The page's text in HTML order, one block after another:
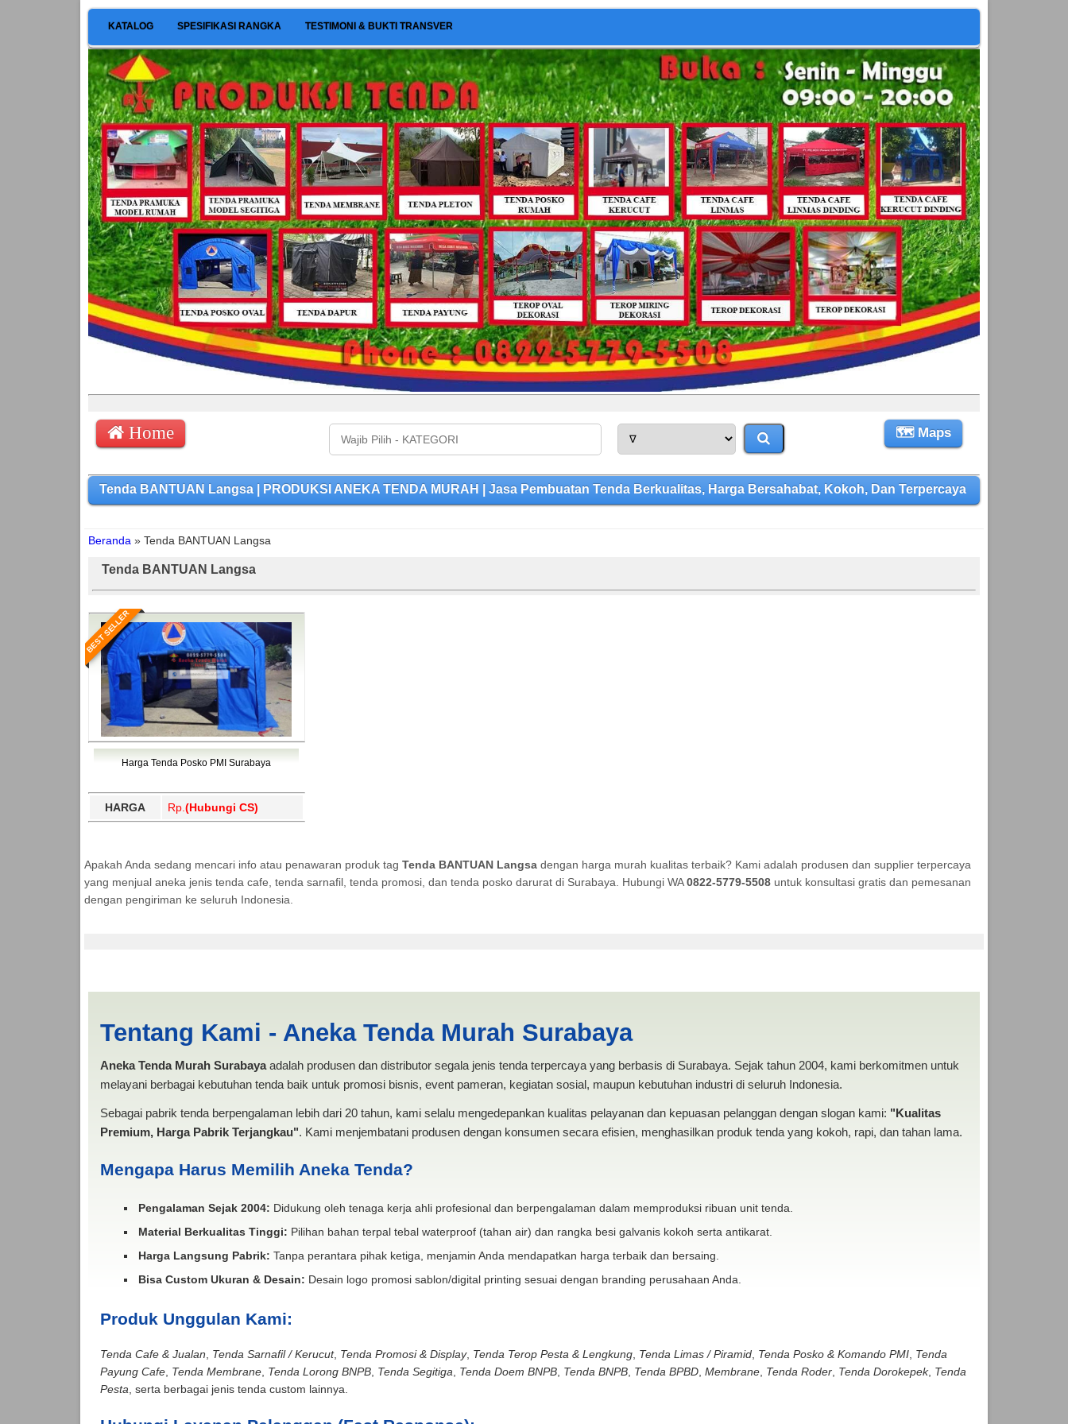
KATALOG SPESIFIKASI RANGKA TESTIMONI & BUKTI TRANSVER
Home 🗺 Maps
Tenda BANTUAN Langsa | PRODUKSI ANEKA TENDA MURAH | Jasa Pembuatan Tenda Berkualitas, Harga Bersahabat, Kokoh, Dan Terpercaya
Beranda » Tenda BANTUAN Langsa
Tenda BANTUAN Langsa
BEST SELLER
Harga Tenda Posko PMI Surabaya
HARGA Rp. (Hubungi CS)
Apakah Anda sedang mencari info atau penawaran produk tag Tenda BANTUAN Langsadengan harga murah kualitas terbaik? Kami adalah produsen dan supplier terpercaya
yang menjual aneka jenis tenda cafe, tenda sarnafil, tenda promosi, dan tenda posko darurat di Surabaya. Hubungi WA0822-5779-5508untuk konsultasi gratis dan pemesanan
dengan pengiriman ke seluruh Indonesia.
Tentang Kami - Aneka Tenda Murah Surabaya
Aneka Tenda Murah Surabayaadalah produsen dan distributor segala jenis tenda terpercaya yang berbasis di Surabaya. Sejak tahun 2004, kami berkomitmen untuk
melayani berbagai kebutuhan tenda baik untuk promosi bisnis, event pameran, kegiatan sosial, maupun kebutuhan industri di seluruh Indonesia.
Sebagai pabrik tenda berpengalaman lebih dari 20 tahun, kami selalu mengedepankan kualitas pelayanan dan kepuasan pelanggan dengan slogan kami: "Kualitas
Premium, Harga Pabrik Terjangkau". Kami menjembatani produsen dengan konsumen secara efisien, menghasilkan produk tenda yang kokoh, rapi, dan tahan lama.
Mengapa Harus Memilih Aneka Tenda?
Pengalaman Sejak 2004: Didukung oleh tenaga kerja ahli profesional dan berpengalaman dalam memproduksi ribuan unit tenda.
Material Berkualitas Tinggi: Pilihan bahan terpal tebal waterproof (tahan air) dan rangka besi galvanis kokoh serta antikarat.
Harga Langsung Pabrik: Tanpa perantara pihak ketiga, menjamin Anda mendapatkan harga terbaik dan bersaing.
Bisa Custom Ukuran & Desain: Desain logo promosi sablon/digital printing sesuai dengan branding perusahaan Anda.
Produk Unggulan Kami:
Tenda Cafe & Jualan Tenda Sarnafil / Kerucut, Tenda Promosi & Display, Tenda Terop Pesta & Lengkung, Tenda Limas / Piramid, Tenda Posko & Komando PMI, Tenda
Payung Cafe, Tenda Membrane, Tenda Lorong BNPB, Tenda Segitiga Tenda Doem BNPB, Tenda BNPB, Tenda BPBD, Membrane, Tenda Roder, Tenda Dorokepek, Tenda
Pesta , serta berbagai jenis tenda custom lainnya.